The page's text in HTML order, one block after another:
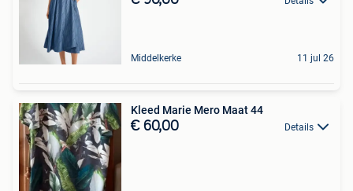
Middelkerke 11 jul 26
Kleed Marie Mero Maat 44
€ 60,00 Details